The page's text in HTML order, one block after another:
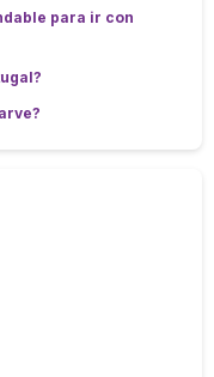
para ir con